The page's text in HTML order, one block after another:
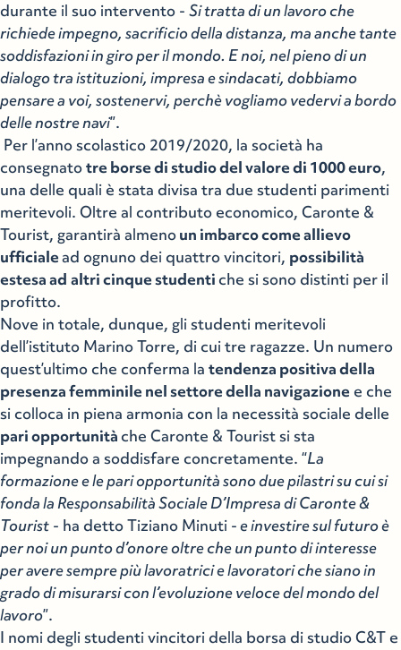
durante il suo intervento - Si tratta di un lavoro che
richiede impegno, sacrificio della distanza, ma anche tante
soddisfazioni in giro per il mondo. E noi, nel pieno di un
dialogo tra istituzioni, impresa e sindacati, dobbiamo
pensare a voi, sostenervi, perchè vogliamo vedervi a bordo
delle nostre navi”.
Per l’anno scolastico 2019/2020, la società ha
consegnatotre borse di studio del valore di 1000 euro,
una delle quali è stata divisa tra due studenti parimenti
meritevoli. Oltre al contributo economico, Caronte &
Tourist, garantirà almenoun imbarco come allievo
ufficialead ognuno dei quattro vincitori, possibilità
estesa ad altri cinque studenti che si sono distinti per il
profitto.
Nove in totale, dunque, gli studenti meritevoli
dell’istituto Marino Torre, di cui tre ragazze. Un numero
quest’ultimo che conferma la tendenza positiva della
presenza femminile nel settore della navigazione e che
si colloca in piena armonia con la necessità sociale delle
pari opportunità che Caronte & Tourist si sta
impegnando a soddisfare concretamente. “La
formazione e le pari opportunità sono due pilastri su cui si
fonda la Responsabilità Sociale D’Impresa di Caronte &
Tourist - ha detto Tiziano Minuti -e investire sul futuro è
per noi un punto d’onore oltre che un punto di interesse
per avere sempre più lavoratrici e lavoratori che siano in
grado di misurarsi con l’evoluzione veloce del mondo del
lavoro”.
I nomi degli studenti vincitori della borsa di studio C&T e